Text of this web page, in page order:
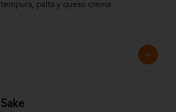
tempura, palta y queso crema
Sake